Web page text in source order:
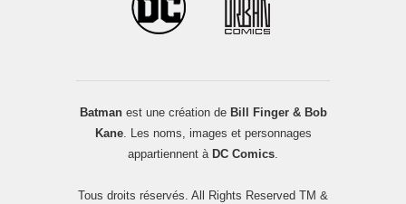
Batmanest une création de Bill Finger & Bob
Kane. Les noms, images et personnages
appartiennent à DC Comics
Tous droits réservés. All Rights Reserved TM &